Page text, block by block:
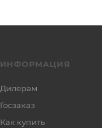
ИНФОРМАЦИЯ
Дилерам
Госзаказ
Как купить